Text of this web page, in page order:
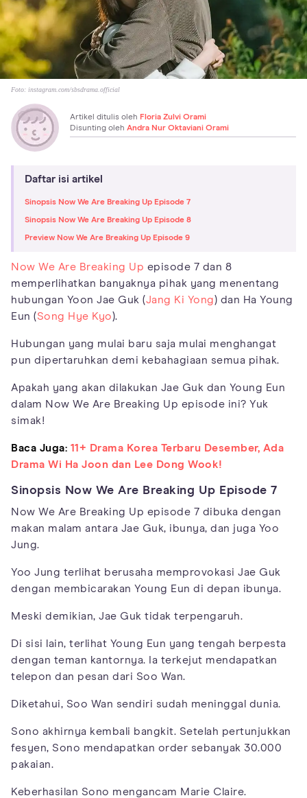
Foto: instagram.com/sbsdrama.official
Artikel ditulis oleh Floria Zulvi Orami
Disunting oleh Andra Nur Oktaviani Orami
Daftar isi artikel
Sinopsis Now We Are Breaking Up Episode 7
Sinopsis Now We Are Breaking Up Episode 8
Preview Now We Are Breaking Up Episode 9
Now We Are Breaking Up episode 7 dan 8
memperlihatkan banyaknya pihak yang menentang
hubungan Yoon Jae Guk (Jang Ki Yong) dan Ha Young
Eun (Song Hye Kyo).
Hubungan yang mulai baru saja mulai menghangat
pun dipertaruhkan demi kebahagiaan semua pihak.
Apakah yang akan dilakukan Jae Guk dan Young Eun
dalam Now We Are Breaking Up episode ini? Yuk
simak!
Baca Juga: 11+ Drama Korea Terbaru Desember, Ada
Drama Wi Ha Joon dan Lee Dong Wook!
Sinopsis Now We Are Breaking Up Episode 7
Now We Are Breaking Up episode 7 dibuka dengan
makan malam antara Jae Guk, ibunya, dan juga Yoo
Jung.
Yoo Jung terlihat berusaha memprovokasi Jae Guk
dengan membicarakan Young Eun di depan ibunya.
Meski demikian, Jae Guk tidak terpengaruh.
Di sisi lain, terlihat Young Eun yang tengah berpesta
dengan teman kantornya. Ia terkejut mendapatkan
telepon dan pesan dari Soo Wan.
Diketahui, Soo Wan sendiri sudah meninggal dunia.
Sono akhirnya kembali bangkit. Setelah pertunjukkan
fesyen, Sono mendapatkan order sebanyak 30.000
pakaian.
Keberhasilan Sono mengancam Marie Claire.